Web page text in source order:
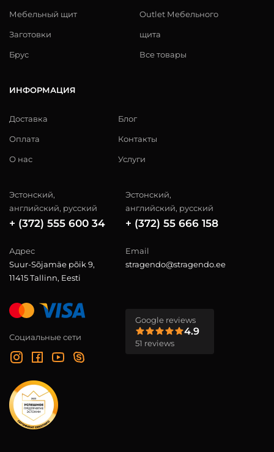
Мебельный щит
Заготовки
Брус
Outlet Мебельного
щита
Все товары
ИНФОРМАЦИЯ
Доставка
Оплата
О нас
Блог
Контакты
Услуги
Эстонский,
английский, русский
+ (372) 555 600 34
Эстонский,
английский, русский
+ (372) 55 666 158
Адрес
Suur-Sõjamäe põik 9,
11415 Tallinn, Eesti
Email
stragendo@stragendo.ee
Социальные сети
Google reviews
4.9
51 reviews